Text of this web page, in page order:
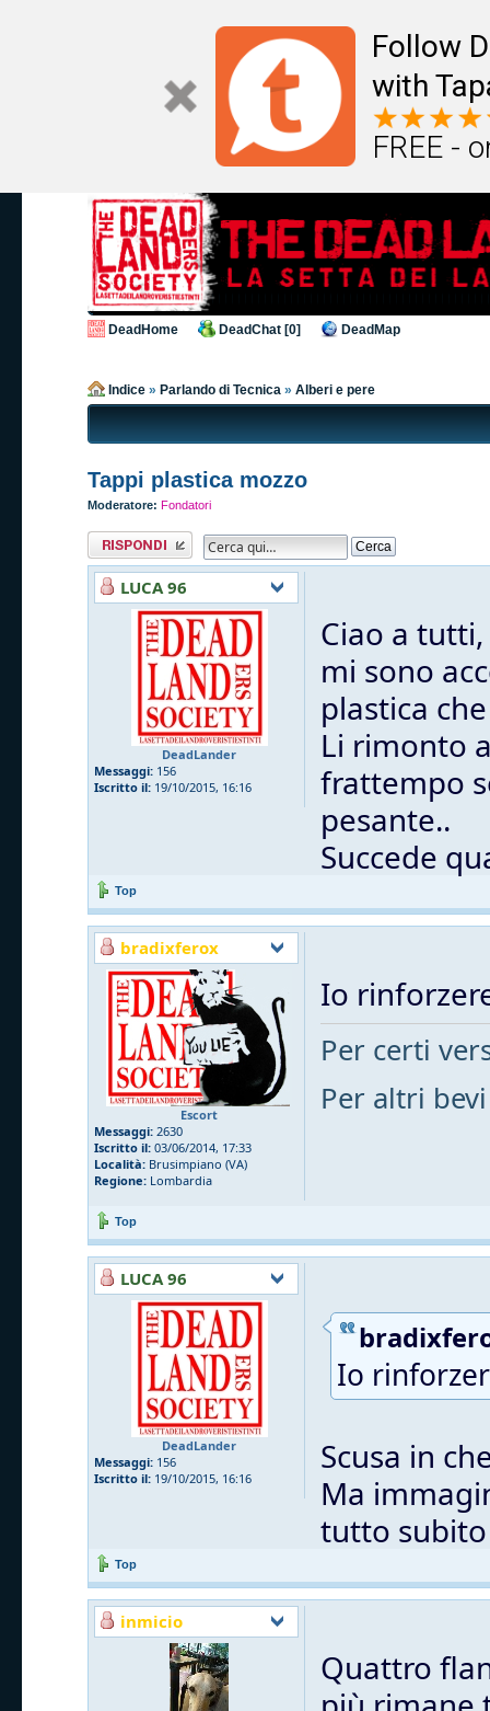
Follow
with
FREE -
DeadHome DeadChat [0] DeadMap
Indice » Parlando di Tecnica » Alberi e pere
Tappi plastica mozzo
Moderatore: Fondatori
Rispondi al
messaggio
LUCA 96
DeadLander
Messaggi: 156
Iscritto il: 19/10/2015, 16:16
Ciao a tutti,
mi sono
plastica
Li rimonto
frattempo
pesante..
Succede
Top
bradixferox
Escort
Messaggi: 2630
Iscritto il: 03/06/2014, 17:33
Località: Brusimpiano (VA)
Regione: Lombardia
Io
Per certi
Per altri bevi
Top
LUCA 96
DeadLander
Messaggi: 156
Iscritto il: 19/10/2015, 16:16
Io
Scusa in
Ma
tutto
Top
inmicio
Quattro